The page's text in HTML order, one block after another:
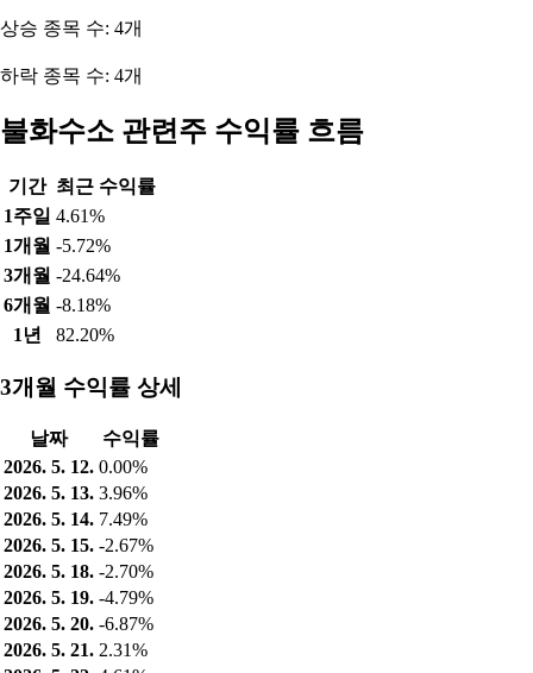
상승 종목 수: 4개
하락 종목 수: 4개
불화수소 관련주 수익률 흐름
기간 최근 수익률
1주일 4.61%
1개월 -5.72%
3개월 -24.64%
6개월 -8.18%
1년
82.20%
3개월 수익률 상세
날짜
수익률
2026. 5. 12. 0.00%
2026. 5. 13. 3.96%
2026. 5. 14. 7.49%
2026. 5. 15. -2.67%
2026. 5. 18. -2.70%
2026. 5. 19. -4.79%
2026. 5. 20. -6.87%
2026. 5. 21. 2.31%